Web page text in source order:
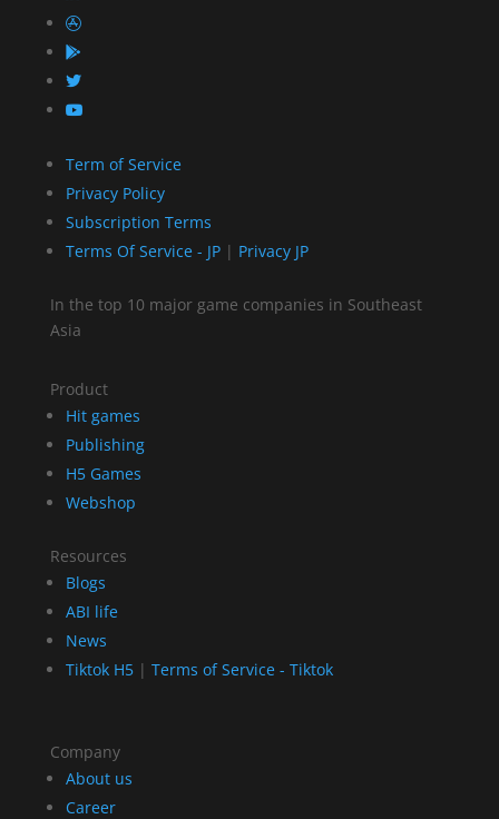
Term of Service
Privacy Policy
Subscription Terms
Terms Of Service - JP | Privacy JP
In the top 10 major game companies in Southeast
Asia
Product
Hit games
Publishing
H5 Games
Webshop
Resources
Blogs
ABI life
News
Tiktok H5| Terms of Service - Tiktok
Company
About us
Career